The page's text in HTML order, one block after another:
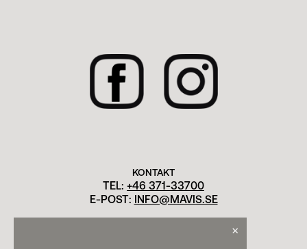
×
KONTAKT
TEL: +46 371-33700
E-POST:
INFO@MAVIS.SE